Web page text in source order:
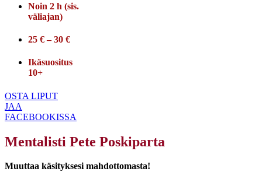
Noin 2 h (sis.
väliajan)
25 € – 30 €
Ikäsuositus
10+
OSTA LIPUT
JAA
FACEBOOKISSA
Mentalisti Pete Poskiparta
Muuttaa käsityksesi mahdottomasta!